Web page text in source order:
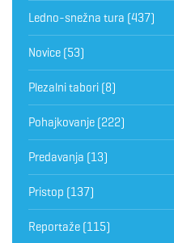
Ledno-snežna tura (437)
Novice (53)
Plezalni tabori (8)
Pohajkovanje (222)
Predavanja (13)
Pristop (137)
Reportaže (115)